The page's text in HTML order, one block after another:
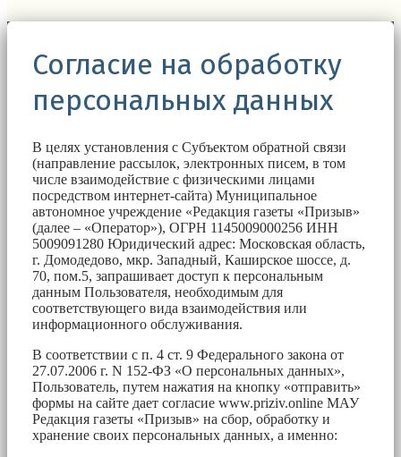
Согласие на обработку
персональных данных
В целях установления с Субъектом обратной связи
(направление рассылок, электронных писем, в том
числе взаимодействие с физическими лицами
посредством интернет-сайта) Муниципальное
автономное учреждение «Редакция газеты «Призыв»
(далее – «Оператор»), ОГРН 1145009000256 ИНН
5009091280 Юридический адрес: Московская область,
г. Домодедово, мкр. Западный, Каширское шоссе, д.
70, пом.5, запрашивает доступ к персональным
данным Пользователя, необходимым для
соответствующего вида взаимодействия или
информационного обслуживания.
В соответствии с п. 4 ст. 9 Федерального закона от
27.07.2006 г. N 152-ФЗ «О персональных данных»,
Пользователь, путем нажатия на кнопку «отправить»
формы на сайте дает согласие www.priziv.online МАУ
Редакция газеты «Призыв» на сбор, обработку и
хранение своих персональных данных, а именно: